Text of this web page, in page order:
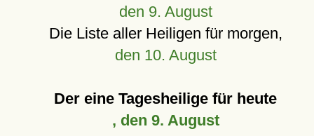
den 9. August
Die Liste aller Heiligen für morgen,
den 10. August
Der eine Tagesheilige für heute
, den 9. August